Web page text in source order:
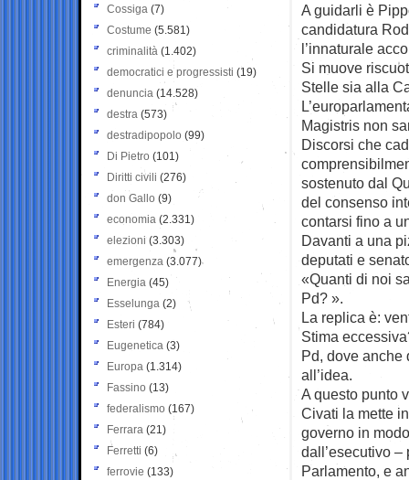
A guidarli è
candidatura
l’innaturale
Si muove
Stelle sia alla
Magistris non
Discorsi che
sostenuto dal
del consenso
contarsi fino a
Davanti a una
deputati e
«Quanti di noi
Pd? ».
La replica è:
Stima
Pd, dove anche
all’idea.
A questo punto
Civati la mette
governo in
dall’esecutivo –
Parlamento, e
Cossiga (7)
Costume (5.581)
criminalità (1.402)
democratici e progressisti (19)
denuncia (14.528)
destra (573)
destradipopolo (99)
Di Pietro (101)
Diritti civili (276)
don Gallo (9)
economia (2.331)
elezioni (3.303)
emergenza (3.077)
Energia (45)
Esselunga (2)
Esteri (784)
Eugenetica (3)
Europa (1.314)
Fassino (13)
federalismo (167)
Ferrara (21)
Ferretti (6)
ferrovie (133)